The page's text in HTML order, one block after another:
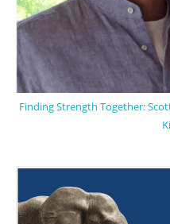
Finding Strength Together: